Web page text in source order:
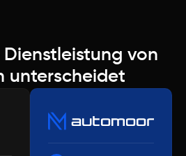
Dienstleistung von
unterscheidet